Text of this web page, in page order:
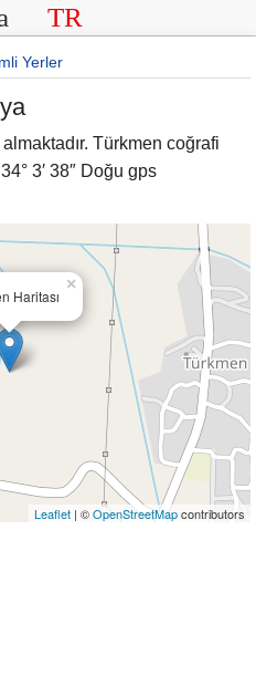
TR
Yerler
Türkmen coğrafi
3′ 38″ Doğu gps
Haritası
×
Leaflet | ©OpenStreetMapcontributors